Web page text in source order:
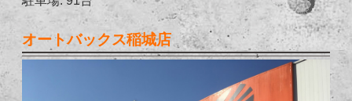
オートバックス稲城店